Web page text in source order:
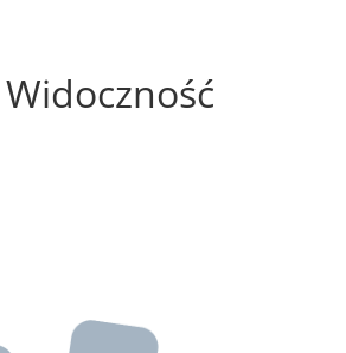
Widoczność